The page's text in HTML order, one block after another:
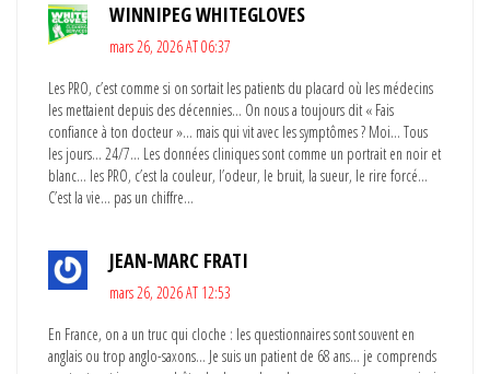
WINNIPEG WHITEGLOVES
mars 26, 2026 AT 06:37
Les PRO, c’est comme si on sortait les patients du placard où les médecins
les mettaient depuis des décennies… On nous a toujours dit « Fais
confiance à ton docteur »… mais qui vit avec les symptômes ? Moi… Tous
les jours… 24/7… Les données cliniques sont comme un portrait en noir et
blanc… les PRO, c’est la couleur, l’odeur, le bruit, la sueur, le rire forcé…
C’est la vie… pas un chiffre…
JEAN-MARC FRATI
mars 26, 2026 AT 12:53
En France, on a un truc qui cloche : les questionnaires sont souvent en
anglais ou trop anglo-saxons… Je suis un patient de 68 ans… je comprends